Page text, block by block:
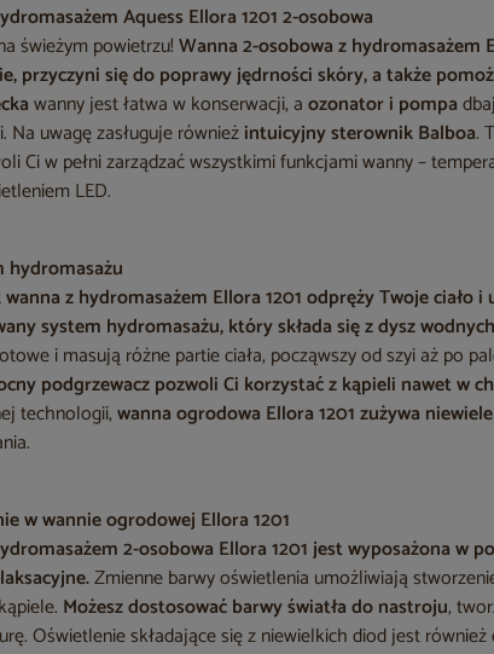
Aquess Ellora 1201 2-osobowa
świeżym powietrzu!Wanna 2-osobowa z
przyczyni się do poprawy jędrności skóry, a także
wanny jest łatwa w konserwacji, aozonator i pompa
Na uwagę zasługuje równieżintuicyjny sterownik Balboa.
Ci w pełni zarządzać wszystkimi funkcjami wanny –
LED.
hydromasażu
z hydromasażem Ellora 1201odpręży Twoje ciało i
system hydromasażu, który składa się z dysz
i masują różne partie ciała, począwszy od szyi aż po
podgrzewacz pozwoli Ci korzystać z kąpieli nawet w
technologii,wanna ogrodowa Ellora 1201zużywa
w wannie ogrodowej Ellora 1201
2-osobowa Ellora 1201jest wyposażona w
Zmienne barwy oświetlenia umożliwiają
Możesz dostosować barwy światła do nastroju,
Oświetlenie składające się z niewielkich diod jest również